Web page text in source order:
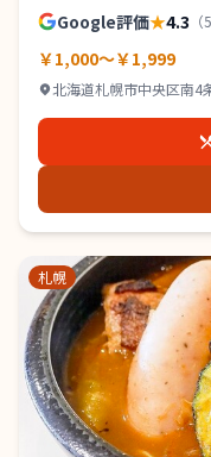
Google評価★4.3 （
￥1,000～￥1,999
北海道札幌市中央区南4
札幌